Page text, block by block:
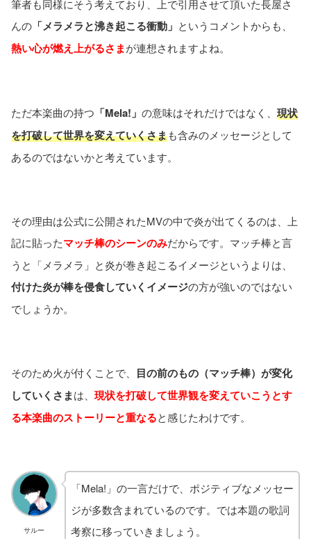
筆者も同様にそう考えており、上で引用させて頂いた長屋さ
んの 「メラメラと沸き起こる衝動」 というコメントからも、
熱い心が燃え上がるさまが連想されますよね。
ただ本楽曲の持つ 「Mela!」 の意味はそれだけではなく、 現状
を打破して世界を変えていくさまも含みのメッセージとして
あるのではないかと考えています。
その理由は公式に公開されたMVの中で炎が出てくるのは、上
記に貼ったマッチ棒のシーンのみだからです。マッチ棒と言
うと「メラメラ」と炎が巻き起こるイメージというよりは、
付けた炎が棒を侵食していくイメージの方が強いのではない
でしょうか。
そのため火が付くことで、 目の前のもの（マッチ棒）が変化
していくさまは、 現状を打破して世界観を変えていこうとす
る本楽曲のストーリーと重なると感じたわけです。
サルー
「Mela!」の一言だけで、ポジティブなメッセー
ジが多数含まれているのです。では本題の歌詞
考察に移っていきましょう。